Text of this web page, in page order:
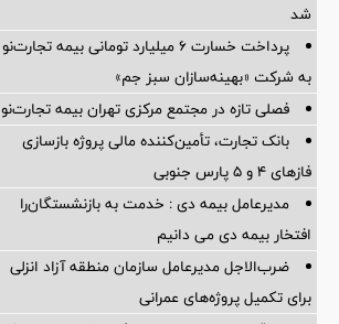
شد
پرداخت خسارت ۶ میلیارد تومانی بیمه تجارت‌نو
به شرکت «بهینه‌سازان سبز جم»
فصلی تازه در مجتمع مرکزی تهران بیمه تجارت‌نو
بانک تجارت، تأمین‌کننده مالی پروژه بازسازی
فازهای ۴ و ۵ پارس جنوبی
مدیرعامل بیمه دی : خدمت به بازنشستگان‌را
افتخار بیمه دی می دانیم
ضرب‌الاجل مدیرعامل سازمان منطقه آزاد انزلی
برای تكمیل پروژه‌های عمرانی